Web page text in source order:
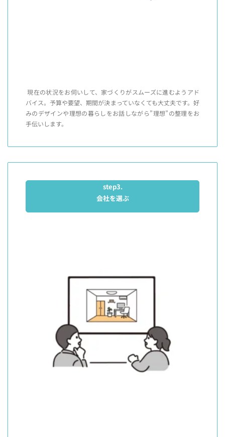
現在の状況をお伺いして、家づくりがスムーズに進むようアド
バイス。予算や要望、期間が決まっていなくても大丈夫です。好
みのデザインや理想の暮らしをお話しながら”理想”の整理をお
手伝いします。
step3.
会社を選ぶ